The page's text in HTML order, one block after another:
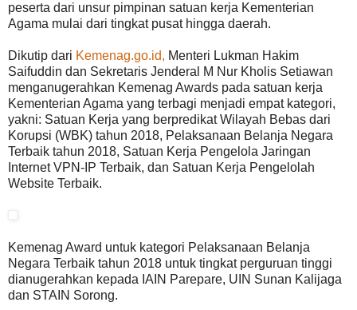
peserta dari unsur pimpinan satuan kerja Kementerian
Agama mulai dari tingkat pusat hingga daerah.
Dikutip dari Kemenag.go.id, Menteri Lukman Hakim
Saifuddin dan Sekretaris Jenderal M Nur Kholis Setiawan
menganugerahkan Kemenag Awards pada satuan kerja
Kementerian Agama yang terbagi menjadi empat kategori,
yakni: Satuan Kerja yang berpredikat Wilayah Bebas dari
Korupsi (WBK) tahun 2018, Pelaksanaan Belanja Negara
Terbaik tahun 2018, Satuan Kerja Pengelola Jaringan
Internet VPN-IP Terbaik, dan Satuan Kerja Pengelolah
Website Terbaik.
Kemenag Award untuk kategori Pelaksanaan Belanja
Negara Terbaik tahun 2018 untuk tingkat perguruan tinggi
dianugerahkan kepada IAIN Parepare, UIN Sunan Kalijaga
dan STAIN Sorong.